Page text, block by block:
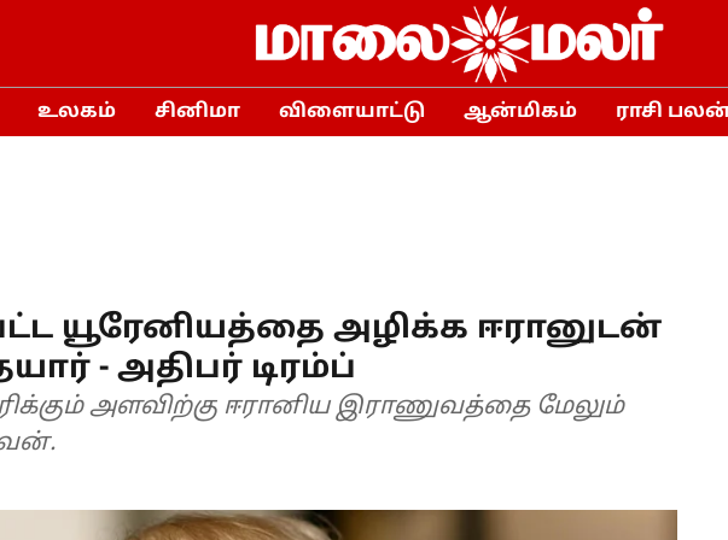
உலகம் சினிமா விளையாட்டு ஆன்மிகம் ராசி
யூரேனியத்தை அழிக்க ஈரானுடன்
- அதிபர் டிரம்ப்
அளவிற்கு ஈரானிய இராணுவத்தை மேலும்